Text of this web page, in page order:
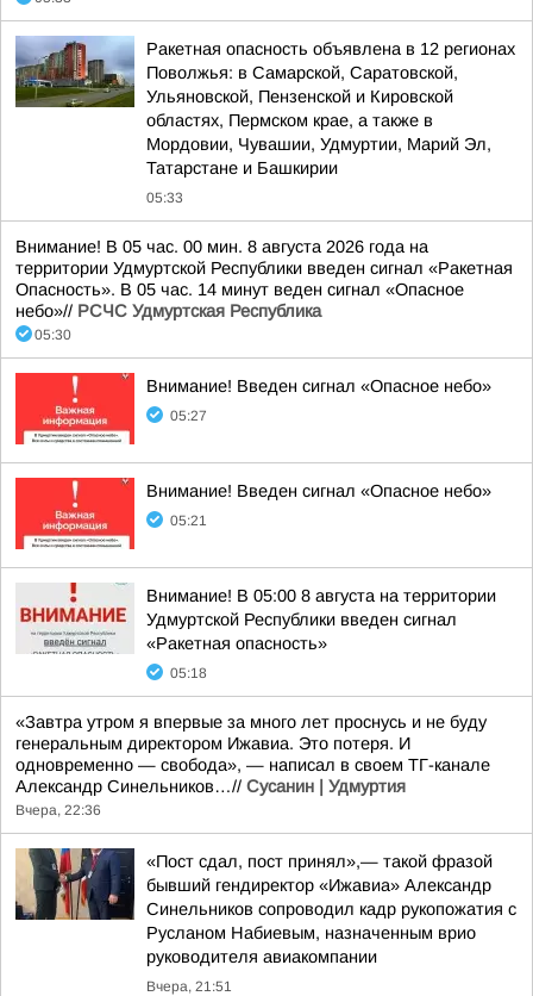
Ракетная опасность объявлена в 12 регионах
Поволжья: в Самарской, Саратовской,
Ульяновской, Пензенской и Кировской
областях, Пермском крае, а также в
Мордовии, Чувашии, Удмуртии, Марий Эл,
Татарстане и Башкирии
05:33
Внимание! В 05 час. 00 мин. 8 августа 2026 года на
территории Удмуртской Республики введен сигнал «Ракетная
Опасность». В 05 час. 14 минут веден сигнал «Опасное
небо»// РСЧС Удмуртская Республика
05:30
Внимание! Введен сигнал «Опасное небо»
05:27
Внимание! Введен сигнал «Опасное небо»
05:21
Внимание! В 05:00 8 августа на территории
Удмуртской Республики введен сигнал
«Ракетная опасность»
05:18
«Завтра утром я впервые за много лет проснусь и не буду
генеральным директором Ижавиа. Это потеря. И
одновременно — свобода», — написал в своем ТГ-канале
Александр Синельников…// Сусанин | Удмуртия
Вчера, 22:36
«Пост сдал, пост принял»,— такой фразой
бывший гендиректор «Ижавиа» Александр
Синельников сопроводил кадр рукопожатия с
Русланом Набиевым, назначенным врио
руководителя авиакомпании
Вчера, 21:51